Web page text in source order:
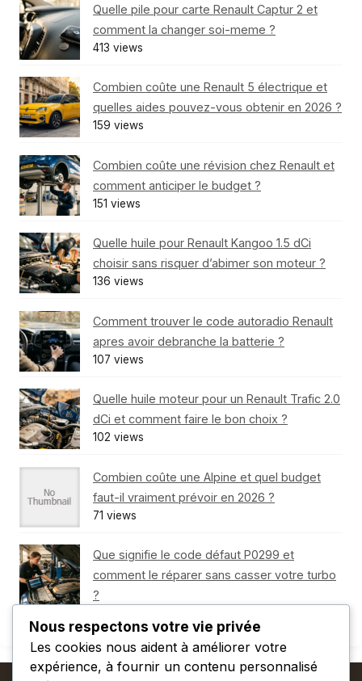
Quelle pile pour carte Renault Captur 2 et
comment la changer soi-meme ?
413 views
Combien coûte une Renault 5 électrique et
quelles aides pouvez-vous obtenir en 2026 ?
159 views
Combien coûte une révision chez Renault et
comment anticiper le budget ?
151 views
Quelle huile pour Renault Kangoo 1.5 dCi
choisir sans risquer d’abimer son moteur ?
136 views
Comment trouver le code autoradio Renault
apres avoir debranche la batterie ?
107 views
Quelle huile moteur pour un Renault Trafic 2.0
dCi et comment faire le bon choix ?
102 views
Combien coûte une Alpine et quel budget
faut-il vraiment prévoir en 2026 ?
71 views
Que signifie le code défaut P0299 et
comment le réparer sans casser votre turbo
?
Nous respectons votre vie privée
Les cookies nous aident à améliorer votre
expérience, à fournir un contenu personnalisé